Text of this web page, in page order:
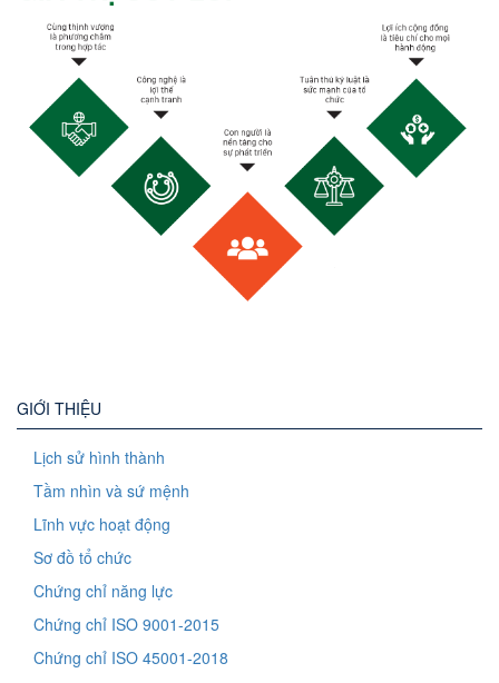
GIỚI THIỆU
Lịch sử hình thành
Tầm nhìn và sứ mệnh
Lĩnh vực hoạt động
Sơ đồ tổ chức
Chứng chỉ năng lực
Chứng chỉ ISO 9001-2015
Chứng chỉ ISO 45001-2018